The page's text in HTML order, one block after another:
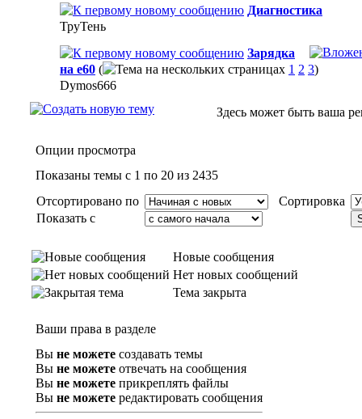
Диагностика
ТруТень
Зарядка
на е60 ( 1 2 3)
Dymos666
Здесь может быть ваша
Опции просмотра
Показаны темы с 1 по 20 из 2435
Отсортировано по
Сортировка
Показать с
Новые сообщения
Нет новых сообщений
Тема закрыта
Ваши права в разделе
Вы не можете создавать темы
Вы не можете отвечать на сообщения
Вы не можете прикреплять файлы
Вы не можете редактировать сообщения